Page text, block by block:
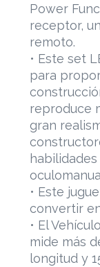
Power
receptor,
remoto.
• Este set
para
reproduce
gran
• Este
convertir
• El
mide más
longitud y